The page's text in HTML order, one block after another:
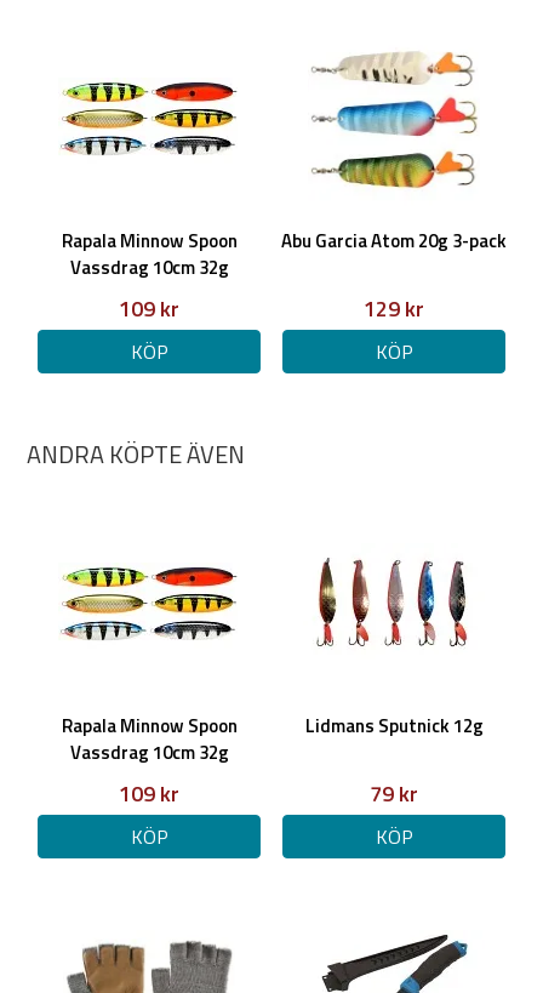
Rapala Minnow Spoon
Vassdrag 10cm 32g
109 kr
KÖP
Abu Garcia Atom 20g 3-pack
129 kr
KÖP
ANDRA KÖPTE ÄVEN
Rapala Minnow Spoon
Vassdrag 10cm 32g
109 kr
KÖP
Lidmans Sputnick 12g
79 kr
KÖP